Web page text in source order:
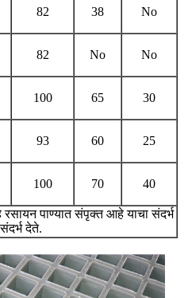
82 38 No
82 No No
100 65 30
93 60 25
100 70 40
रसायन पाण्यात संपृक्त आहे याचा संदर्भ
देते.